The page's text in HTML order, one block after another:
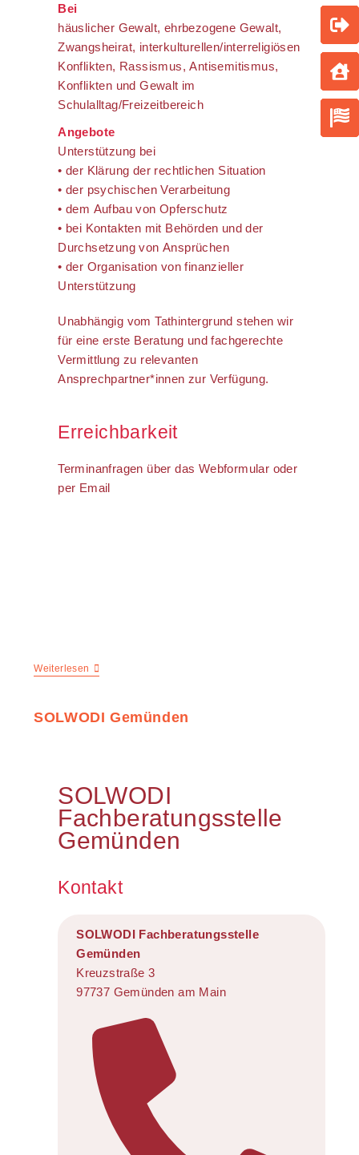
Bei
häuslicher Gewalt, ehrbezogene Gewalt,
Zwangsheirat, interkulturellen/interreligiösen
Konflikten, Rassismus, Antisemitismus,
Konflikten und Gewalt im
Schulalltag/Freizeitbereich
Angebote
Unterstützung bei
• der Klärung der rechtlichen Situation
• der psychischen Verarbeitung
• dem Aufbau von Opferschutz
• bei Kontakten mit Behörden und der
Durchsetzung von Ansprüchen
• der Organisation von finanzieller
Unterstützung
Unabhängig vom Tathintergrund stehen wir
für eine erste Beratung und fachgerechte
Vermittlung zu relevanten
Ansprechpartner*innen zur Verfügung.
Erreichbarkeit
Terminanfragen über das Webformular oder
per Email
Weiterlesen
SOLWODI Gemünden
SOLWODI
Fachberatungsstelle
Gemünden
Kontakt
SOLWODI Fachberatungsstelle
Gemünden
Kreuzstraße 3
97737 Gemünden am Main